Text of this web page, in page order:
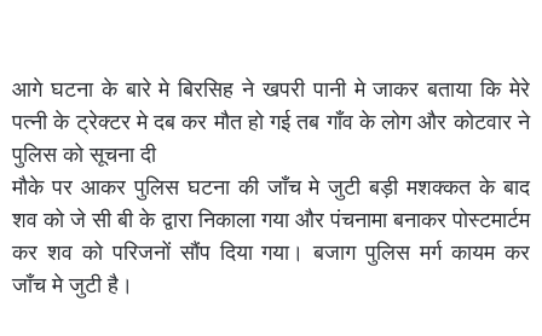
आगे घटना के बारे मे बिरसिह ने खपरी पानी मे जाकर बताया कि मेरे
पत्नी के ट्रेक्टर मे दब कर मौत हो गई तब गाँव के लोग और कोटवार ने
पुलिस को सूचना दी
मौके पर आकर पुलिस घटना की जाँच मे जुटी बड़ी मशक्कत के बाद
शव को जे सी बी के द्वारा निकाला गया और पंचनामा बनाकर पोस्टमार्टम
कर शव को परिजनों सौंप दिया गया। बजाग पुलिस मर्ग कायम कर
जाँच मे जुटी है।